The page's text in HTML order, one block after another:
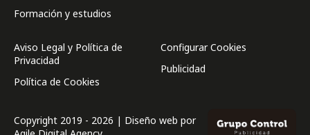
Formación y estudios
Aviso Legal y Política de
Privacidad
Política de Cookies
Configurar Cookies
Publicidad
Copyright 2019 - 2026 | Diseño web por